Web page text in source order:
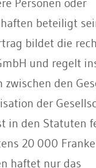
Personen oder
beteiligt
bildet die
und regelt
zwischen den
der
in den Statuten
20 000
haftet nur das